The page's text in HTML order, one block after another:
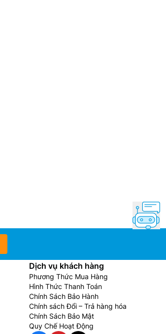
Dịch vụ khách hàng
Phương Thức Mua Hàng
Hình Thức Thanh Toán
Chính Sách Bảo Hành
Chính sách Đổi – Trả hàng hóa
Chính Sách Bảo Mật
Quy Chế Hoạt Động